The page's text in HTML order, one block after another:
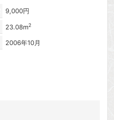
9,000円
23.08m2
2006年10月